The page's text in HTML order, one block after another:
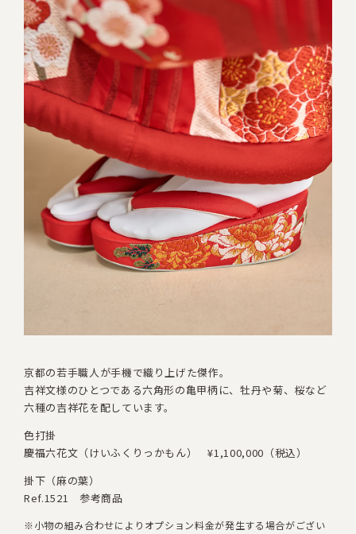
京都の若手職人が手機で織り上げた傑作。
吉祥文様のひとつである六角形の亀甲柄に、牡丹や菊、桜など
六種の吉祥花を配しています。
色打掛
慶福六花文（けいふくりっかもん）
¥1,100,000（税込）
掛下（麻の葉）
Ref.1521 参考商品
※小物の組み合わせによりオプション料金が発生する場合がござい